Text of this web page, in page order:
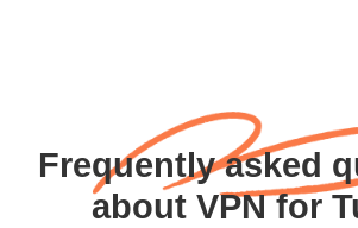
Frequently asked
about VPN for